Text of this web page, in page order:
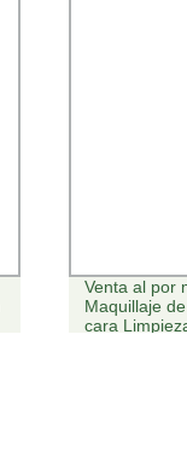
Nuevo
húmedo
profunda sin